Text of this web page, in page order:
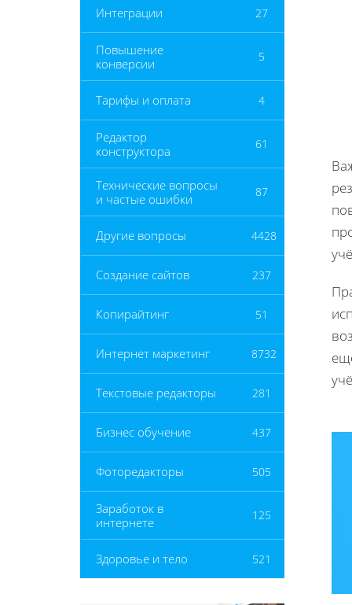
Интеграции 27
Повышение
конверсии
5
Тарифы и оплата 4
Редактор
конструктора
61
Технические вопросы
и частые ошибки
87
Другие вопросы 4428
Создание сайтов 237
Копирайтинг 51
Интернет маркетинг 8732
Текстовые редакторы 281
Бизнес обучение 437
Фоторедакторы 505
Заработок в
интернете
125
Здоровье и тело 521